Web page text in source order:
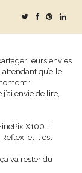
leurs envies
qu’elle
:
envie de lire,
X100. Il
et il est
va rester du